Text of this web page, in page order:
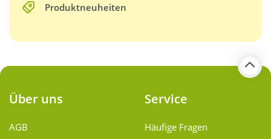
Produktneuheiten
Über uns
AGB
Service
Häufige Fragen